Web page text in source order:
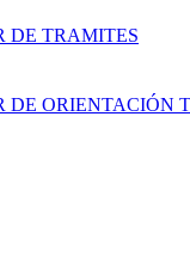
DE TRAMITES
DE ORIENTACIÓN